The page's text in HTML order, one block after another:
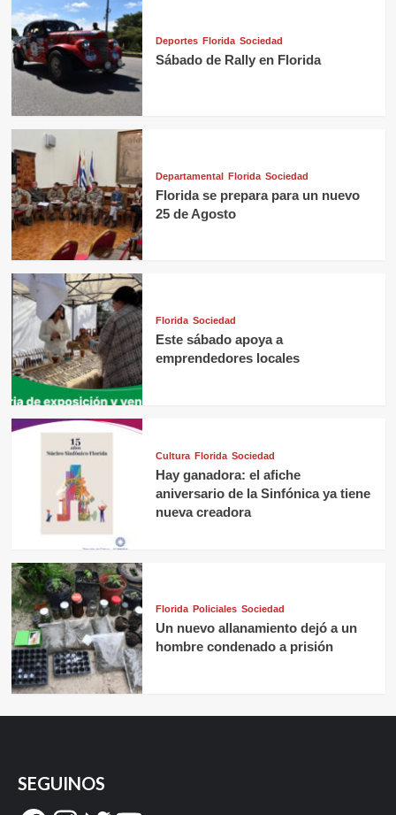
Deportes Florida Sociedad
Sábado de Rally en Florida
Departamental Florida Sociedad
Florida se prepara para un nuevo
25 de Agosto
Florida Sociedad
Este sábado apoya a
emprendedores locales
Cultura Florida Sociedad
Hay ganadora: el afiche
aniversario de la Sinfónica ya tiene
nueva creadora
Florida Policiales Sociedad
Un nuevo allanamiento dejó a un
hombre condenado a prisión
SEGUINOS